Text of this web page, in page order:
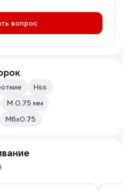
вопрос
Hss
М 0.75 мм
М6х0.75